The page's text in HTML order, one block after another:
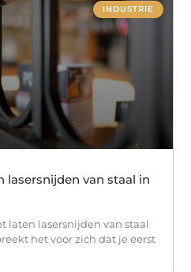
INDUSTRIE
lasersnijden van staal in
laten lasersnijden van staal
het voor zich dat je eerst